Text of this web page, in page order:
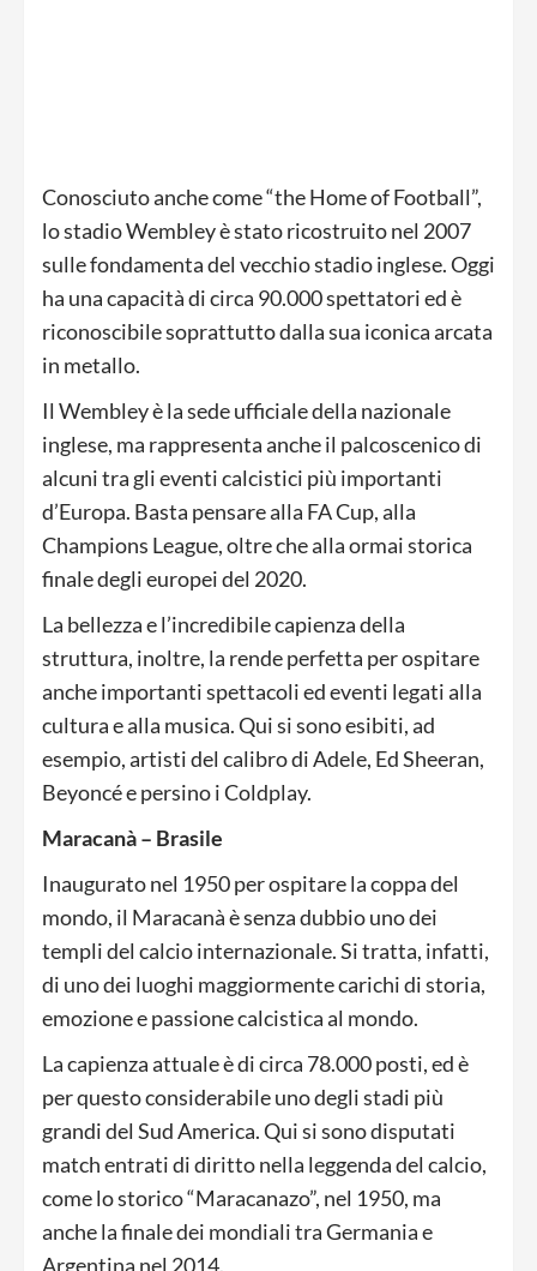
Conosciuto anche come “the Home of Football”,
lo stadio Wembley è stato ricostruito nel 2007
sulle fondamenta del vecchio stadio inglese. Oggi
ha una capacità di circa 90.000 spettatori ed è
riconoscibile soprattutto dalla sua iconica arcata
in metallo.
Il Wembley è la sede ufficiale della nazionale
inglese, ma rappresenta anche il palcoscenico di
alcuni tra gli eventi calcistici più importanti
d’Europa. Basta pensare alla FA Cup, alla
Champions League, oltre che alla ormai storica
finale degli europei del 2020.
La bellezza e l’incredibile capienza della
struttura, inoltre, la rende perfetta per ospitare
anche importanti spettacoli ed eventi legati alla
cultura e alla musica. Qui si sono esibiti, ad
esempio, artisti del calibro di Adele, Ed Sheeran,
Beyoncé e persino i Coldplay.
Maracanà – Brasile
Inaugurato nel 1950 per ospitare la coppa del
mondo, il Maracanà è senza dubbio uno dei
templi del calcio internazionale. Si tratta, infatti,
di uno dei luoghi maggiormente carichi di storia,
emozione e passione calcistica al mondo.
La capienza attuale è di circa 78.000 posti, ed è
per questo considerabile uno degli stadi più
grandi del Sud America. Qui si sono disputati
match entrati di diritto nella leggenda del calcio,
come lo storico “Maracanazo”, nel 1950, ma
anche la finale dei mondiali tra Germania e
Argentina nel 2014.